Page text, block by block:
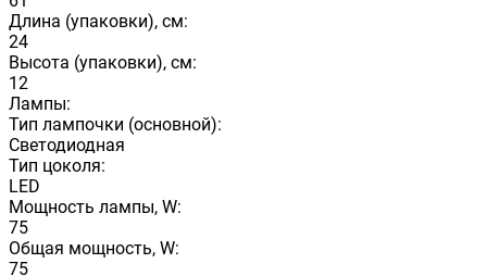
Длина (упаковки), см:
24
Высота (упаковки), см:
12
Лампы:
Тип лампочки (основной):
Светодиодная
Тип цоколя:
LED
Мощность лампы, W:
75
Общая мощность, W:
75